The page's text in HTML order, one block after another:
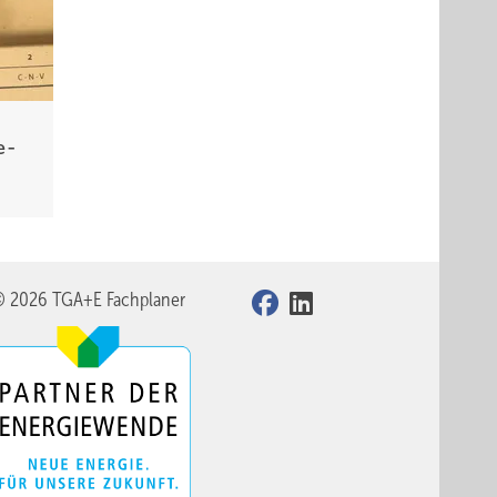
2026 TGA+E Fachplaner